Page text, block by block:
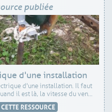
publiée
d'une installation
d'une installation. Il faut
il est là, la vitesse du ven...
RESSOURCE